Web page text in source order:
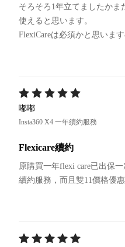
そろそろ1年立てましたかま
使えると思います。
FlexiCareは必須かと思いま
嘟嘟
Insta360 X4 一年續約服務
Flexicare續約
原購買一年flexi care已出保
續約服務，而且雙11價格優